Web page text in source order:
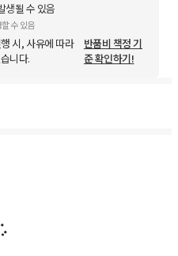
생될 수 있음
수 있음
시, 사유에 따라
니다.
반품비 책정 기
준 확인하기!